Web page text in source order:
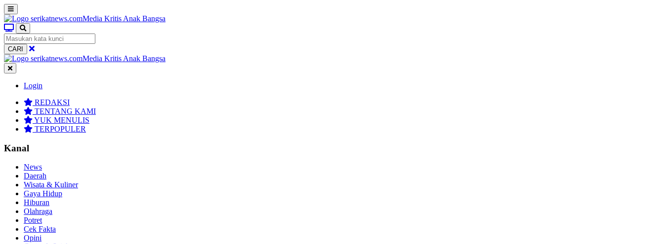
CARI
Login
REDAKSI
TENTANG KAMI
YUK MENULIS
TERPOPULER
Kanal
News
Daerah
Wisata & Kuliner
Gaya Hidup
Hiburan
Olahraga
Potret
Cek Fakta
Opini